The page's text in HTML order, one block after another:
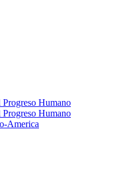
Humano
Humano
America